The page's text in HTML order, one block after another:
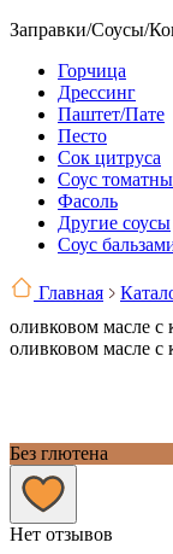
Заправки/Соусы/
Горчица
Дрессинг
Паштет/Пате
Песто
Сок цитруса
Соус
Фасоль
Другие соусы
Соус
Главная
оливковом масле с
оливковом масле с
Без глютена
Нет отзывов